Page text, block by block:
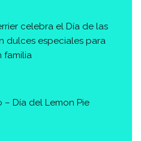
celebra el Día de las
dulces especiales para
familia
– Día del Lemon Pie